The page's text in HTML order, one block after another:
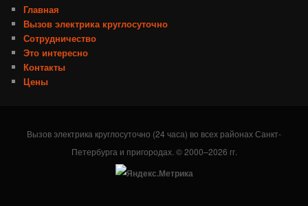
Главная
Вызов электрика круглосуточно
Сотрудничество
Это интересно
Контакты
Цены
Вызов электрика круглосуточно (24 часа) во всех районах Санкт-
Петербурга и пригородах. © 2000–2026 гг.